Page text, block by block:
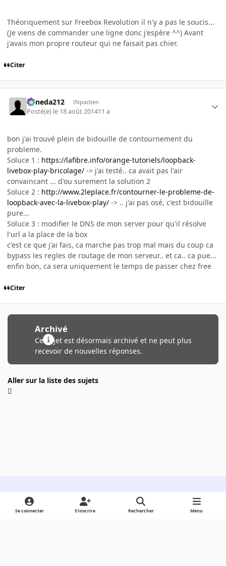
Théoriquement sur Freebox Revolution il n'y a pas le soucis...
(Je viens de commander une ligne donc j'espère ^^) Avant
j'avais mon propre routeur qui ne faisait pas chier.
Citer
keneda212 INpactien
Posté(e) le 18 août 201411 a
bon j'ai trouvé plein de bidouille de contournement du
probleme.
Soluce 1 : https://lafibre.info/orange-tutoriels/loopback-
livebox-play-bricolage/ -> j'ai testé.. ca avait pas l'air
convaincant ... d'ou surement la solution 2
Soluce 2 : http://www.2leplace.fr/contourner-le-probleme-de-
loopback-avec-la-livebox-play/ -> .. j'ai pas osé, c'est bidouille
pure...
Soluce 3 : modifier le DNS de mon server pour qu'il résolve
l'url a la place de la box
c'est ce que j'ai fais, ca marche pas trop mal mais du coup ca
bypass les regles de routage de mon serveur.. et ca.. ca pue...
enfin bon, ca sera uniquement le temps de passer chez free
Citer
Archivé
Ce sujet est désormais archivé et ne peut plus
recevoir de nouvelles réponses.
Aller sur la liste des sujets
Light ModeDark ModeSystem Preference
Se connecter S’inscrire Rechercher Menu